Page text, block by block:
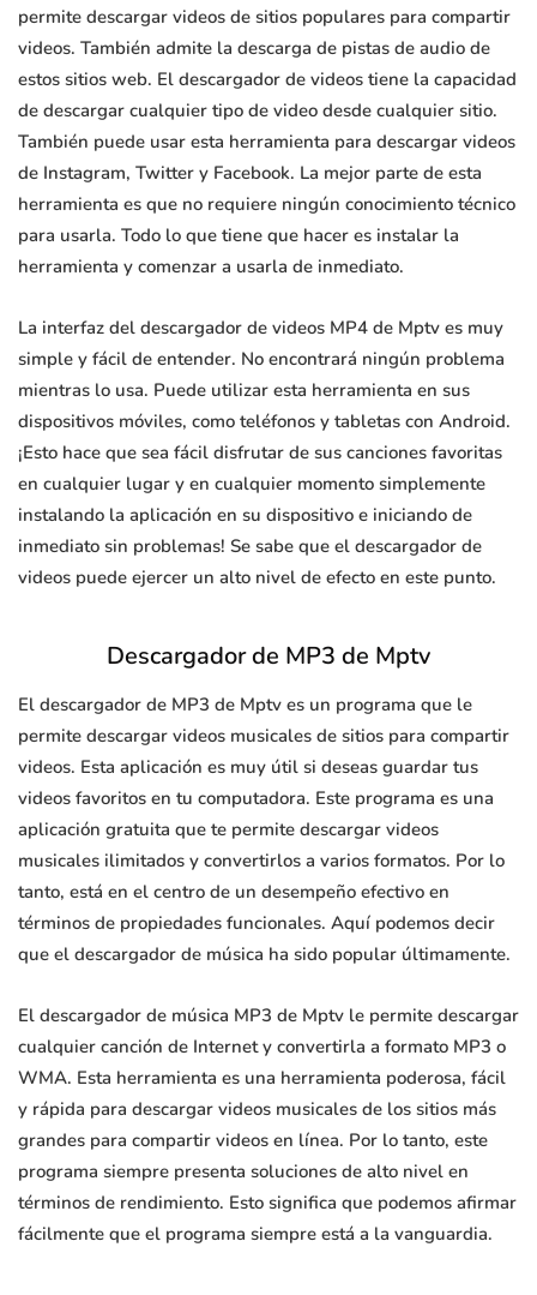
permite descargar videos de sitios populares para compartir
videos. También admite la descarga de pistas de audio de
estos sitios web. El descargador de videos tiene la capacidad
de descargar cualquier tipo de video desde cualquier sitio.
También puede usar esta herramienta para descargar videos
de Instagram, Twitter y Facebook. La mejor parte de esta
herramienta es que no requiere ningún conocimiento técnico
para usarla. Todo lo que tiene que hacer es instalar la
herramienta y comenzar a usarla de inmediato.
La interfaz del descargador de videos MP4 de Mptv es muy
simple y fácil de entender. No encontrará ningún problema
mientras lo usa. Puede utilizar esta herramienta en sus
dispositivos móviles, como teléfonos y tabletas con Android.
¡Esto hace que sea fácil disfrutar de sus canciones favoritas
en cualquier lugar y en cualquier momento simplemente
instalando la aplicación en su dispositivo e iniciando de
inmediato sin problemas! Se sabe que el descargador de
videos puede ejercer un alto nivel de efecto en este punto.
Descargador de MP3 de Mptv
El descargador de MP3 de Mptv es un programa que le
permite descargar videos musicales de sitios para compartir
videos. Esta aplicación es muy útil si deseas guardar tus
videos favoritos en tu computadora. Este programa es una
aplicación gratuita que te permite descargar videos
musicales ilimitados y convertirlos a varios formatos. Por lo
tanto, está en el centro de un desempeño efectivo en
términos de propiedades funcionales. Aquí podemos decir
que el descargador de música ha sido popular últimamente.
El descargador de música MP3 de Mptv le permite descargar
cualquier canción de Internet y convertirla a formato MP3 o
WMA. Esta herramienta es una herramienta poderosa, fácil
y rápida para descargar videos musicales de los sitios más
grandes para compartir videos en línea. Por lo tanto, este
programa siempre presenta soluciones de alto nivel en
términos de rendimiento. Esto significa que podemos afirmar
fácilmente que el programa siempre está a la vanguardia.